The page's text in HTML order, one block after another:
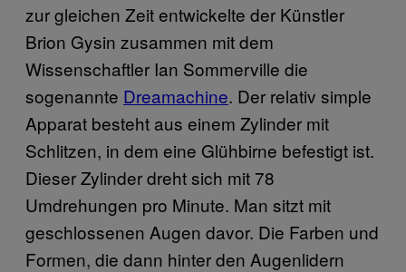
zur gleichen Zeit entwickelte der Künstler
Brion Gysin zusammen mit dem
Wissenschaftler Ian Sommerville die
sogenannte Dreamachine. Der relativ simple
Apparat besteht aus einem Zylinder mit
Schlitzen, in dem eine Glühbirne befestigt ist.
Dieser Zylinder dreht sich mit 78
Umdrehungen pro Minute. Man sitzt mit
geschlossenen Augen davor. Die Farben und
Formen, die dann hinter den Augenlidern